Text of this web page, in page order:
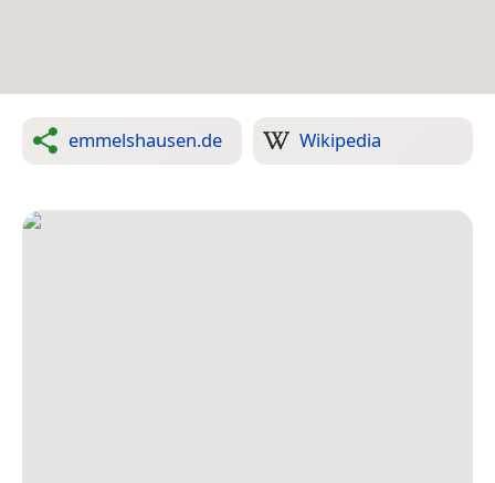
emmelshausen.de Wikipedia